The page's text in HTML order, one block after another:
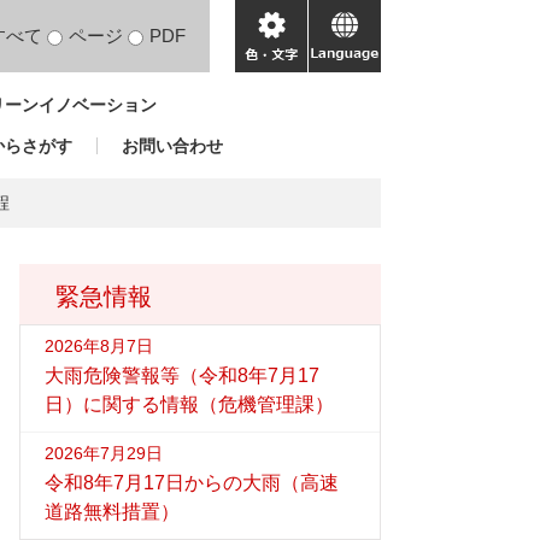
べて ページ PDF
色・
文
language
ンイノベーション
らさがす お問い合わせ
緊急情報
2026年8月7日
大雨危険警報等（令和8年7月17
日）に関する情報（危機管理課）
2026年7月29日
令和8年7月17日からの大雨（高速
道路無料措置）